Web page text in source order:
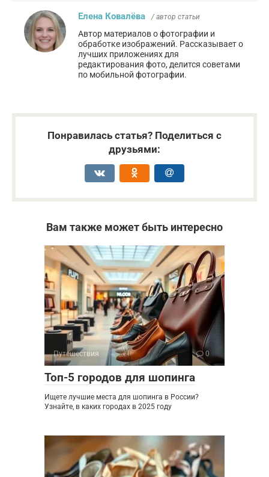
Елена Ковалёва / автор статьи
Автор материалов о фотографии и
обработке изображений. Рассказывает о
лучших приложениях для
редактирования фото, делится советами
по мобильной фотографии.
Понравилась статья? Поделиться с
друзьями:
Вам также может быть интересно
Путешествия 0
Топ-5 городов для шопинга
Ищете лучшие места для шопинга в России?
Узнайте, в каких городах в 2025 году